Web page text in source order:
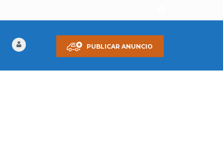
PUBLICAR ANUNCIO